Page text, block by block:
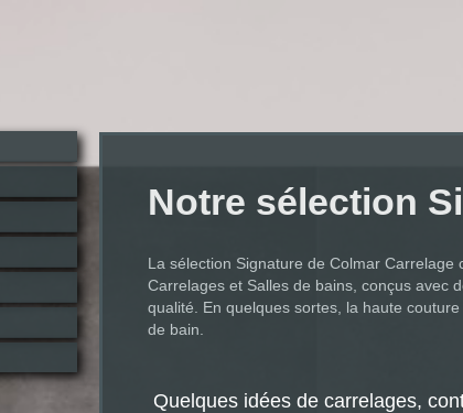
Notre sélection
La sélection Signature de Colmar Carrelage
Carrelages et Salles de bains, conçus avec
qualité. En quelques sortes, la haute
de bain.
Quelques idées de carrelages,